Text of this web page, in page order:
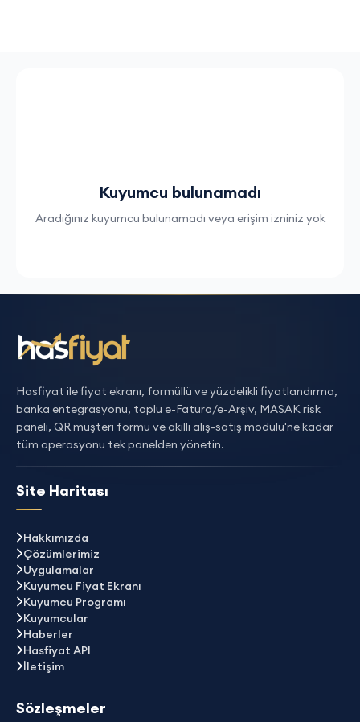
Kuyumcu bulunamadı
Aradığınız kuyumcu bulunamadı veya erişim izniniz yok
Hasfiyat ile fiyat ekranı, formüllü ve yüzdelikli fiyatlandırma,
banka entegrasyonu, toplu e-Fatura/e-Arşiv, MASAK risk
paneli, QR müşteri formu ve akıllı alış-satış modülü'ne kadar
tüm operasyonu tek panelden yönetin.
Site Haritası
Hakkımızda
Çözümlerimiz
Uygulamalar
Kuyumcu Fiyat Ekranı
Kuyumcu Programı
Kuyumcular
Haberler
Hasfiyat API
İletişim
Sözleşmeler